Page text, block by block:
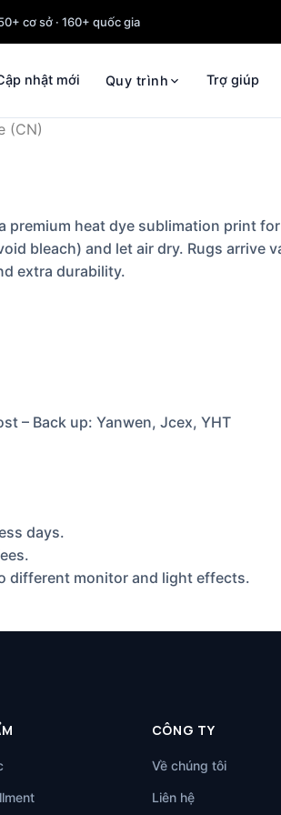
cơ sở · 160+ quốc gia
nhật mới Quy trình Trợ giúp
(CN)
heat dye sublimation print
bleach) and let air dry. Rugs
extra durability.
– Back up: Yanwen, Jcex, YHT
days.
different monitor and light effects.
CÔNG TY
Về chúng tôi
Liên hệ